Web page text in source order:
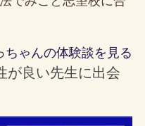
ちゃんの体験談を見る
が良い先生に出会